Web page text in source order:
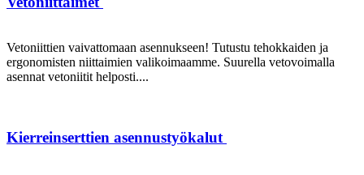
Vetoniittien vaivattomaan asennukseen! Tutustu tehokkaiden ja
ergonomisten niittaimien valikoimaamme. Suurella vetovoimalla
asennat vetoniitit helposti....
Kierreinserttien asennustyökalut